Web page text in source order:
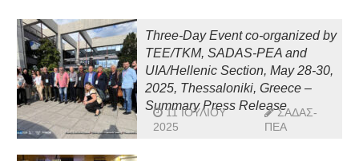
Λασιθίου
Three-Day Event co-organized by
TEE/TKM, SADAS-PEA and
UIA/Hellenic Section, May 28-30,
2025, Thessaloniki, Greece –
Summary Press Release
11 ΙΟΥΛΊΟΥ
2025
ΣΑΔΑΣ-
ΠΕΑ